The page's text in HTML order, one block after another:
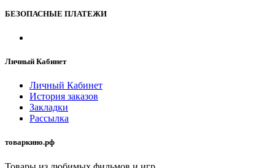
БЕЗОПАСНЫЕ ПЛАТЕЖИ
Личный Кабинет
Личный Кабинет
История заказов
Закладки
Рассылка
товаркино.рф